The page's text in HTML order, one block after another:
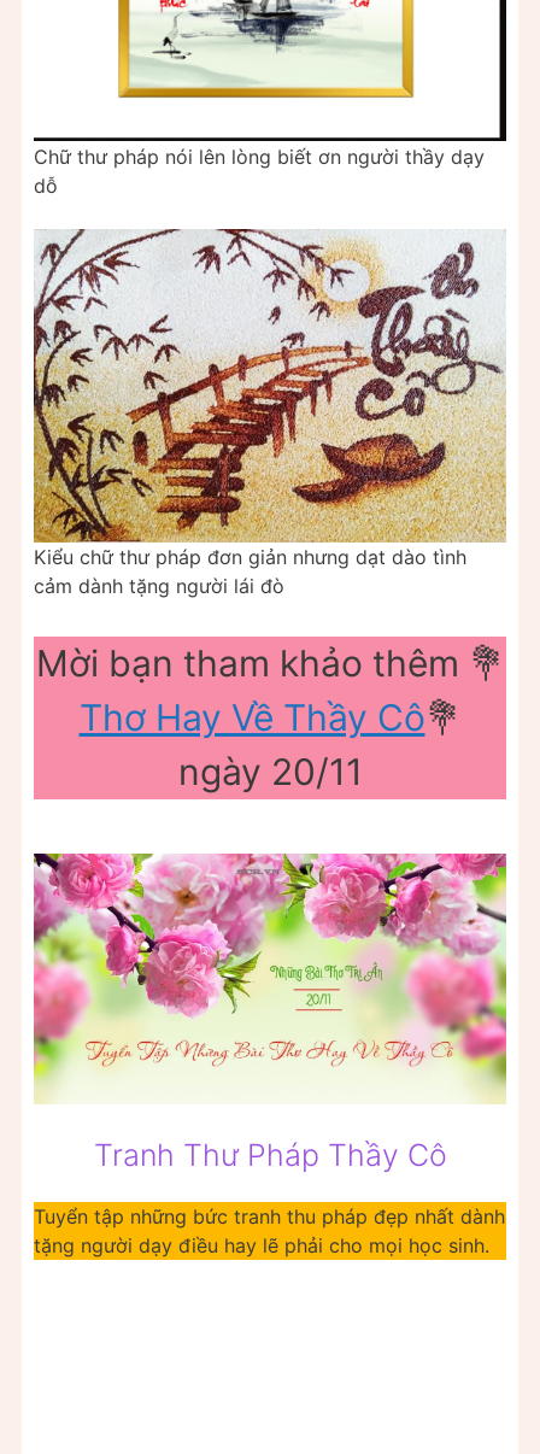
Chữ thư pháp nói lên lòng biết ơn người thầy dạy
dỗ
Kiểu chữ thư pháp đơn giản nhưng dạt dào tình
cảm dành tặng người lái đò
Mời bạn tham khảo thêm 💐
Thơ Hay Về Thầy Cô💐
ngày 20/11
Tranh Thư Pháp Thầy Cô
Tuyển tập những bức tranh thu pháp đẹp nhất dành
tặng người dạy điều hay lẽ phải cho mọi học sinh.